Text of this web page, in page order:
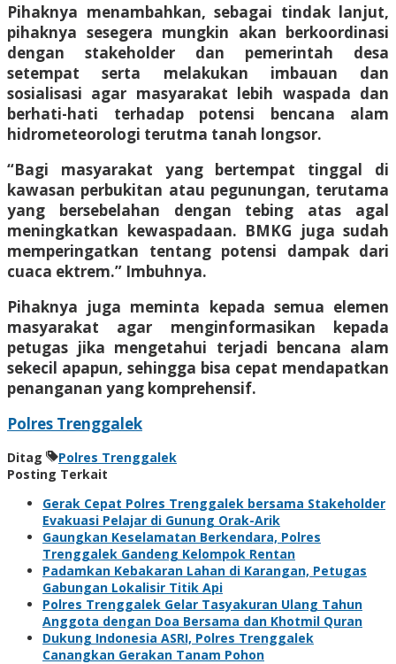
Pihaknya menambahkan, sebagai tindak lanjut,
pihaknya sesegera mungkin akan berkoordinasi
dengan stakeholder dan pemerintah desa
setempat serta melakukan imbauan dan
sosialisasi agar masyarakat lebih waspada dan
berhati-hati terhadap potensi bencana alam
hidrometeorologi terutma tanah longsor.
“Bagi masyarakat yang bertempat tinggal di
kawasan perbukitan atau pegunungan, terutama
yang bersebelahan dengan tebing atas agal
meningkatkan kewaspadaan. BMKG juga sudah
memperingatkan tentang potensi dampak dari
cuaca ektrem.” Imbuhnya.
Pihaknya juga meminta kepada semua elemen
masyarakat agar menginformasikan kepada
petugas jika mengetahui terjadi bencana alam
sekecil apapun, sehingga bisa cepat mendapatkan
penanganan yang komprehensif.
Polres Trenggalek
Ditag
Polres Trenggalek
Posting Terkait
Gerak Cepat Polres Trenggalek bersama Stakeholder
Evakuasi Pelajar di Gunung Orak-Arik
Gaungkan Keselamatan Berkendara, Polres
Trenggalek Gandeng Kelompok Rentan
Padamkan Kebakaran Lahan di Karangan, Petugas
Gabungan Lokalisir Titik Api
Polres Trenggalek Gelar Tasyakuran Ulang Tahun
Anggota dengan Doa Bersama dan Khotmil Quran
Dukung Indonesia ASRI, Polres Trenggalek
Canangkan Gerakan Tanam Pohon